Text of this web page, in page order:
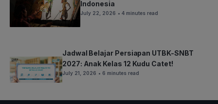
Indonesia
July 22, 2026 • 4 minutes read
Jadwal Belajar Persiapan UTBK-SNBT
2027: Anak Kelas 12 Kudu Catet!
July 21, 2026 • 6 minutes read